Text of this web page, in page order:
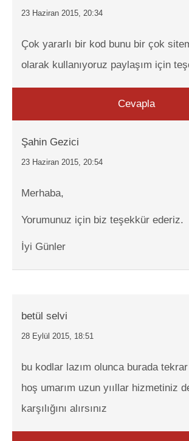
23 Haziran 2015, 20:34
Çok yararlı bir kod bunu bir çok
olarak kullanıyoruz paylaşım için
Cevapla
Şahin Gezici
23 Haziran 2015, 20:54
Merhaba,
Yorumunuz için biz teşekkür ederiz.
İyi Günler
betül selvi
28 Eylül 2015, 18:51
bu kodlar lazım olunca burada
hoş umarım uzun yııllar hizmetiniz
karşılığını alırsınız